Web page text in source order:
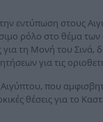
εντύπωση στους
ρόλο στο θέμα
για τη Μονή του Σινά,
για τις
που
θέσεις για το